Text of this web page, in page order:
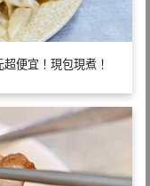
便宜！現包現煮！